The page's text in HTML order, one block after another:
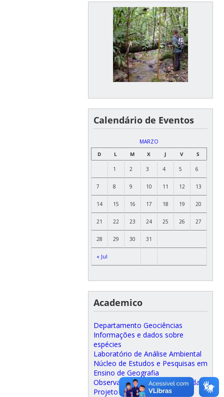
Calendário de Eventos
MARZO
D
L M X J V S
« Jul
1 2 3 4 5 6
7 8 9 10 11 12 13
14 15 16 17 18 19 20
21 22 23 24 25 26 27
28 29 30 31
Academico
Departamento Geociências
Informações e dados sobre
espécies
Laboratório de Análise Ambiental
Núcleo de Estudos e Pesquisas em
Ensino de Geografia
Observatório de Áreas Protegidas
Projeto Bosque do CFH